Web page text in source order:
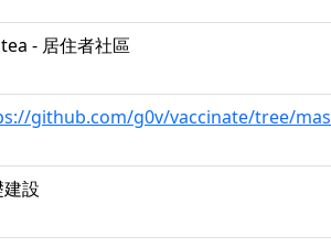
- 居住者社區
github.com/g0v/vaccinate/tree/mas
設